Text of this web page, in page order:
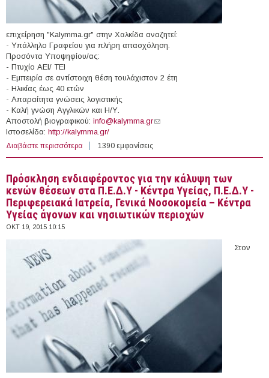
επιχείρηση "Kalymma.gr" στην Χαλκίδα αναζητεί:
- Υπάλληλο Γραφείου για πλήρη απασχόληση.
Προσόντα Υποψηφίου/ας:
- Πτυχίο ΑΕΙ/ ΤΕΙ
- Εμπειρία σε αντίστοιχη θέση τουλάχιστον 2 έτη
- Ηλικίας έως 40 ετών
- Απαραίτητα γνώσεις λογιστικής
- Καλή γνώση Αγγλικών και Η/Υ.
Αποστολή βιογραφικού: info@kalymma.gr(link sends e-mail)
Ιστοσελίδα: http://kalymma.gr/
Διαβάστε περισσότερα για Υπάλληλος Γραφείου στην επιχείρηση "Kalymma.gr"
(Χαλκίδα)
1390 εμφανίσεις
Πρόσκληση ενδιαφέροντος για την κάλυψη των
κενών θέσεων στα Π.Ε.∆.Υ - Κέντρα Υγείας, Π.Ε.∆.Υ -
Περιφερειακά Ιατρεία, Γενικά Νοσοκοµεία – Κέντρα
Υγείας άγονων και νησιωτικών περιοχών
ΟΚΤ 19, 2015 10:15
Στον